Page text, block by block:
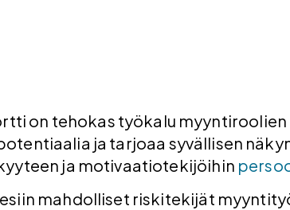
on tehokas työkalu
ja tarjoaa syvällisen
ja motivaatiotekijöihin
esiin mahdolliset riskitekijät